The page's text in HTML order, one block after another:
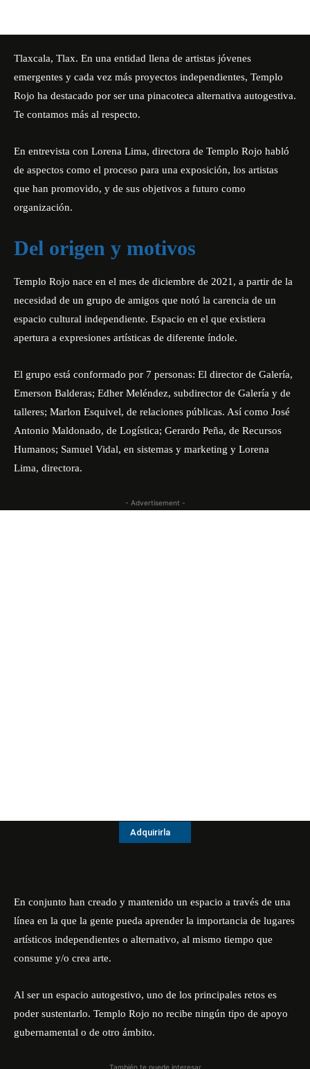
Tlaxcala, Tlax. En una entidad llena de artistas jóvenes
emergentes y cada vez más proyectos independientes, Templo
Rojo ha destacado por ser una pinacoteca alternativa autogestiva.
Te contamos más al respecto.
En entrevista con Lorena Lima, directora de Templo Rojo habló
de aspectos como el proceso para una exposición, los artistas
que han promovido, y de sus objetivos a futuro como
organización.
Del origen y motivos
Templo Rojo nace en el mes de diciembre de 2021, a partir de la
necesidad de un grupo de amigos que notó la carencia de un
espacio cultural independiente. Espacio en el que existiera
apertura a expresiones artísticas de diferente índole.
El grupo está conformado por 7 personas: El director de Galería,
Emerson Balderas; Edher Meléndez, subdirector de Galería y de
talleres; Marlon Esquivel, de relaciones públicas. Así como José
Antonio Maldonado, de Logística; Gerardo Peña, de Recursos
Humanos; Samuel Vidal, en sistemas y marketing y Lorena
Lima, directora.
- Advertisement -
Adquirirla
En conjunto han creado y mantenido un espacio a través de una
línea en la que la gente pueda aprender la importancia de lugares
artísticos independientes o alternativo, al mismo tiempo que
consume y/o crea arte.
Al ser un espacio autogestivo, uno de los principales retos es
poder sustentarlo. Templo Rojo no recibe ningún tipo de apoyo
gubernamental o de otro ámbito.
También te puede interesar